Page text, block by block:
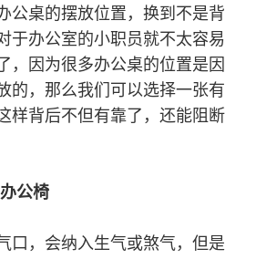
公桌的摆放位置，换到不是背
于办公室的小职员就不太容易
，因为很多办公桌的位置是因
的，那么我们可以选择一张有
样背后不但有靠了，还能阻断
公椅
口，会纳入生气或煞气，但是